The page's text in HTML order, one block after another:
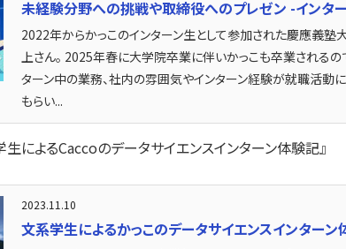
未経験分野への挑戦や取締役へのプレゼン -インタ
2022年からかっこのインターン生として参加された慶應義
上さん。 2025年春に大学院卒業に伴いかっこも卒業されるの
ターン中の業務、社内の雰囲気やインターン経験が就職活動
もらい...
生によるCaccoのデータサイエンスインターン体験記』
2023.11.10
文系学生によるかっこのデータサイエンスインターン